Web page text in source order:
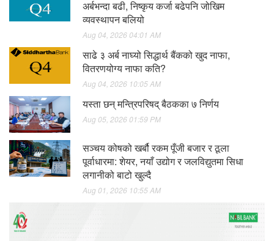
अर्बभन्दा बढी, निष्कृय कर्जा बढेपनि जोखिम
व्यवस्थापन बलियो
Aug 04, 2026 04:01 AM
साढे ३ अर्ब नाघ्यो सिद्धार्थ बैंकको खुद नाफा,
वितरणयोग्य नाफा कति?
Aug 04, 2026 10:05 AM
यस्ता छन् मन्त्रिपरिषद् बैठकका ७ निर्णय
Aug 05, 2026 01:59 PM
सञ्चय कोषको खर्बौ रकम पूँजी बजार र ठूला
पूर्वाधारमा: शेयर, नयाँ उद्योग र जलविद्युतमा सिधा
लगानीको बाटो खुल्दै
Aug 01, 2026 10:55 AM